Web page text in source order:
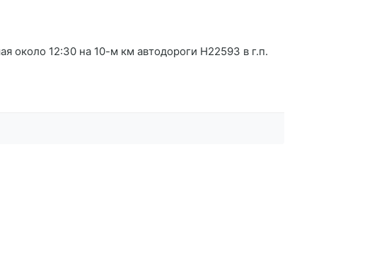
около 12:30 на 10-м км автодороги Н22593 в г.п.